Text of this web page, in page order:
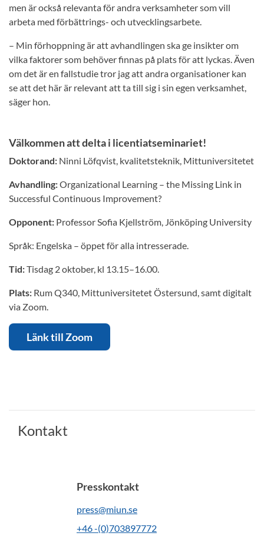
men är också relevanta för andra verksamheter som vill
arbeta med förbättrings- och utvecklingsarbete.
– Min förhoppning är att avhandlingen ska ge insikter om
vilka faktorer som behöver finnas på plats för att lyckas. Även
om det är en fallstudie tror jag att andra organisationer kan
se att det här är relevant att ta till sig i sin egen verksamhet,
säger hon.
Välkommen att delta i licentiatseminariet!
Doktorand: Ninni Löfqvist, kvalitetsteknik, Mittuniversitetet
Avhandling:Organizational Learning – the Missing Link in
Successful Continuous Improvement?
Opponent: Professor Sofia Kjellström, Jönköping University
Språk: Engelska – öppet för alla intresserade.
Tid:Tisdag 2 oktober, kl 13.15–16.00.
Plats: Rum Q340, Mittuniversitetet Östersund, samt digitalt
via Zoom.
Länk till Zoom
Kontakt
Presskontakt
press@miun.se
+46 -(0)703897772